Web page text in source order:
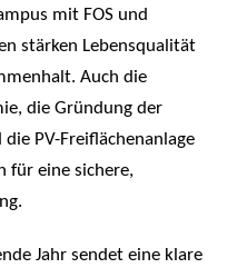
mit FOS und
stärken Lebensqualität
Auch die
die Gründung der
PV-Freiflächenanlage
für eine sichere,
Jahr sendet eine klare